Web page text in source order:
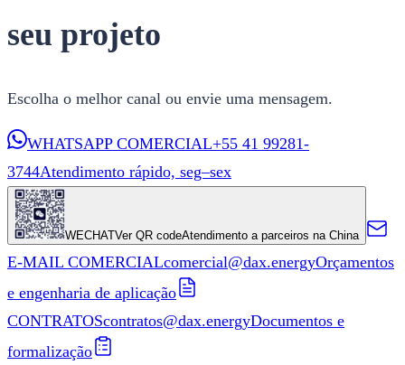
seu projeto
Escolha o melhor canal ou envie uma mensagem.
WHATSAPP COMERCIAL+55 41 99281-
3744Atendimento rápido, seg–sex
WECHATVer QR codeAtendimento a parceiros na China
E-MAIL COMERCIALcomercial@dax.energyOrçamentos
e engenharia de aplicação
CONTRATOScontratos@dax.energyDocumentos e
formalização